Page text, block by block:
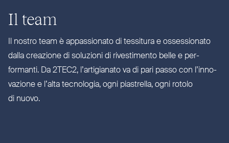
Il team
Il nostro team è appas­sionato di tessitura e osses­sionato
dalla creazione di soluzioni di rive­stimento belle e per­
formanti. Da 2TEC2, l’ar­ti­gianato va di pari passo con l’in­no­
vazione e l’alta tec­nologia, ogni pia­strella, ogni rotolo
di nuovo.